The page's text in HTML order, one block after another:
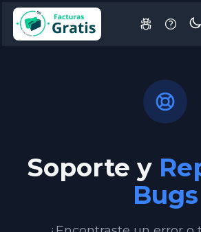
Soporte y
Bugs